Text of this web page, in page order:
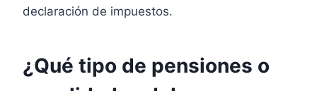
declaración de impuestos.
¿Qué tipo de pensiones o